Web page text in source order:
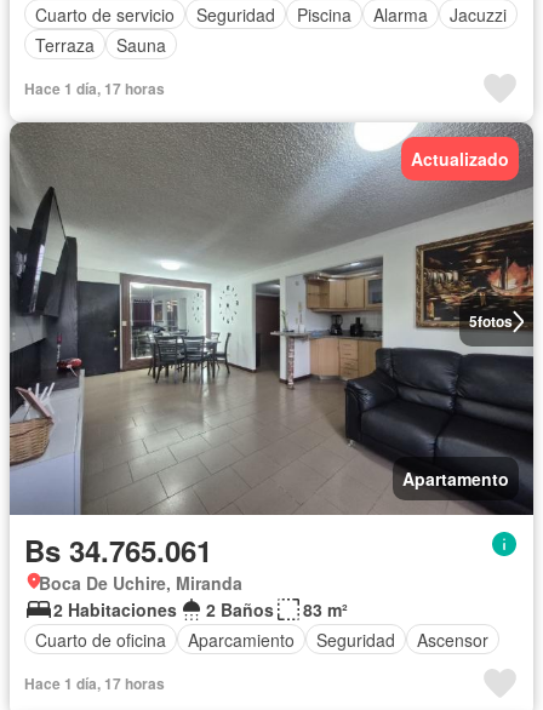
Cuarto de servicio
Seguridad Piscina Alarma
Jacuzzi
Terraza
Sauna
Hace 1 día, 17 horas
5fotos
Actualizado
Apartamento
Bs 34.765.061
Boca De Uchire, Miranda
2 Habitaciones
2 Baños
83 m²
Cuarto de oficina
Aparcamiento Seguridad Ascensor
Hace 1 día, 17 horas